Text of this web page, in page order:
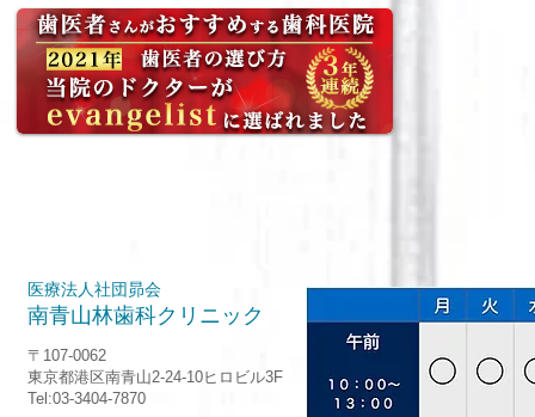
医療法人社団昴会
南青山林歯科クリニック
〒107-0062
東京都港区南青山2-24-10ヒロビル3F
Tel:03-3404-7870